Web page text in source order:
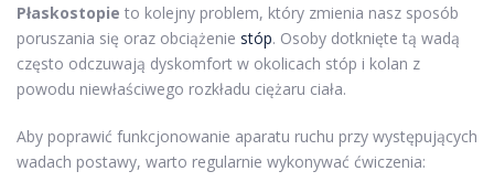
Płaskostopie to kolejny problem, który zmienia nasz sposób
poruszania się oraz obciążenie stóp. Osoby dotknięte tą wadą
często odczuwają dyskomfort w okolicach stóp i kolan z
powodu niewłaściwego rozkładu ciężaru ciała.
Aby poprawić funkcjonowanie aparatu ruchu przy występujących
wadach postawy, warto regularnie wykonywać ćwiczenia: